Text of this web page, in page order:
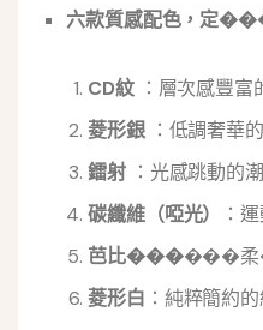
六款質感配色，
CD紋 ：層次感豐富
菱形銀 ：低調奢華
鐳射 ：光感跳動的
碳纖維（啞光）
：
芭比������柔
菱形白 ：純粹簡約